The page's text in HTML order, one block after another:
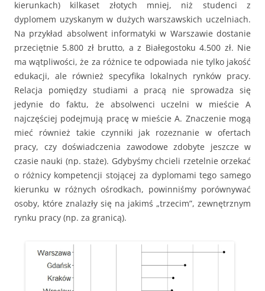
kierunkach) kilkaset złotych mniej, niż studenci z
dyplomem uzyskanym w dużych warszawskich uczelniach.
Na przykład absolwent informatyki w Warszawie dostanie
przeciętnie 5.800 zł brutto, a z Białegostoku 4.500 zł. Nie
ma wątpliwości, że za różnice te odpowiada nie tylko jakość
edukacji, ale również specyfika lokalnych rynków pracy.
Relacja pomiędzy studiami a pracą nie sprowadza się
jedynie do faktu, że absolwenci uczelni w mieście A
najczęściej podejmują pracę w mieście A. Znaczenie mogą
mieć również takie czynniki jak rozeznanie w ofertach
pracy, czy doświadczenia zawodowe zdobyte jeszcze w
czasie nauki (np. staże). Gdybyśmy chcieli rzetelnie orzekać
o różnicy kompetencji stojącej za dyplomami tego samego
kierunku w różnych ośrodkach, powinniśmy porównywać
osoby, które znalazły się na jakimś „trzecim”, zewnętrznym
rynku pracy (np. za granicą).